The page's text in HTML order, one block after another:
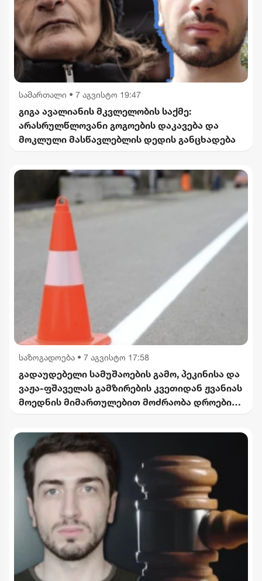
სამართალი • 7 აგვისტო 19:47
გიგა ავალიანის მკვლელობის საქმე:
არასრულწლოვანი გოგოების დაკავება და
მოკლული მასწავლებლის დედის განცხადება
საზოგადოება • 7 აგვისტო 17:58
გადაუდებელი სამუშაოების გამო, პეკინისა და
ვაჟა-ფშაველას გამზირების კვეთიდან ჟვანიას
მოედნის მიმართულებით მოძრაობა დროებით